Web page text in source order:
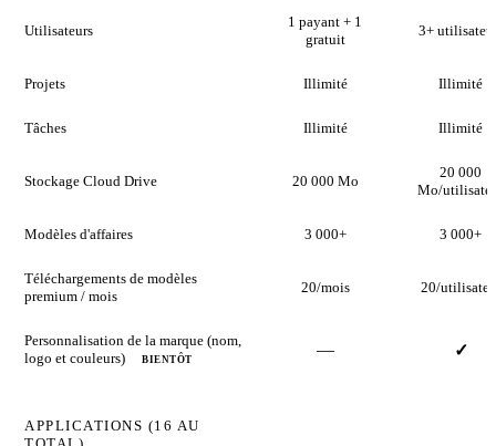
Utilisateurs
1 payant + 1
gratuit
3+
Projets Illimité Illimité
Tâches Illimité Illimité
Stockage Cloud Drive 20 000 Mo
20 000
Mo/
Modèles d'affaires 3 000+ 3 000+
Téléchargements de modèles
premium / mois
20/mois 20/
Personnalisation de la marque (nom,
logo et couleurs)
BIENTÔT
— ✓
APPLICATIONS (16 AU